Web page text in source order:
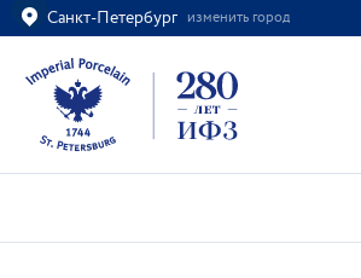
Санкт-Петербург изменить город
Ваш город Санкт-Петербург?
ВСЁ ВЕРНО ИЗМЕНИТЬ